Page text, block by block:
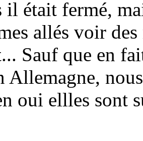
était fermé,
allés voir
Sauf que en
Allemagne,
oui ellles sont